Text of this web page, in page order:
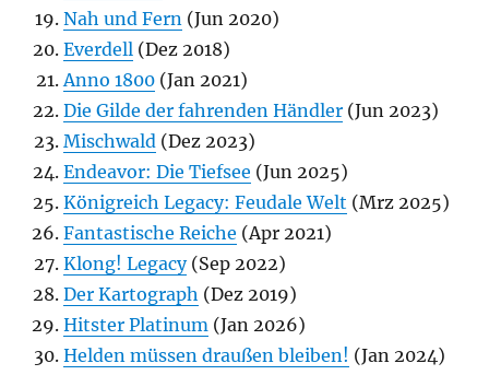
Nah und Fern (Jun 2020)
Everdell (Dez 2018)
Anno 1800 (Jan 2021)
Die Gilde der fahrenden Händler (Jun 2023)
Mischwald (Dez 2023)
Endeavor: Die Tiefsee (Jun 2025)
Königreich Legacy: Feudale Welt (Mrz 2025)
Fantastische Reiche (Apr 2021)
Klong! Legacy(Sep 2022)
Der Kartograph (Dez 2019)
Hitster Platinum (Jan 2026)
Helden müssen draußen bleiben! (Jan 2024)